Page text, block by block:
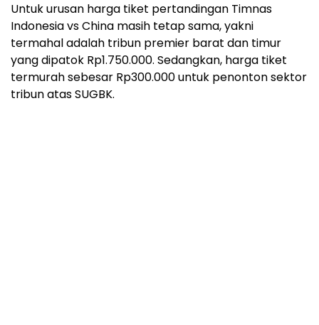
Untuk urusan harga tiket pertandingan Timnas
Indonesia vs China masih tetap sama, yakni
termahal adalah tribun premier barat dan timur
yang dipatok Rp1.750.000. Sedangkan, harga tiket
termurah sebesar Rp300.000 untuk penonton sektor
tribun atas SUGBK.